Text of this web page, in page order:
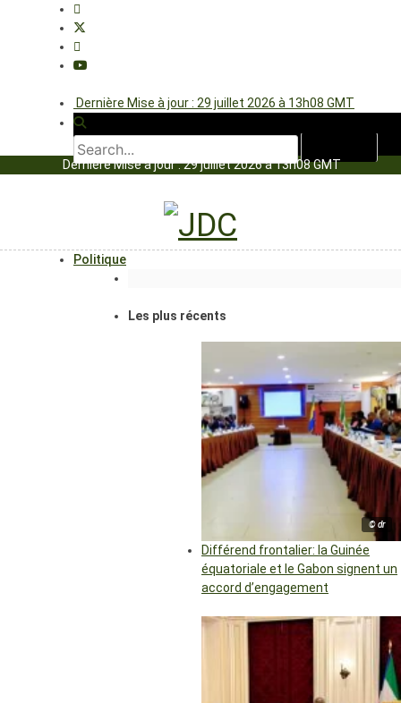
Dernière Mise à jour : 29 juillet 2026 à 13h08 GMT
Dernière Mise à jour : 29 juillet 2026 à 13h08 GMT
Politique
Les plus récents
© dr
Différend frontalier: la Guinée
équatoriale et le Gabon signent un
accord d’engagement